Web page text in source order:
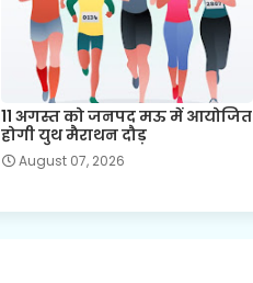
11 अगस्त को जनपद मऊ में आयोजित
होगी युथ मैराथन दौड़
August 07, 2026